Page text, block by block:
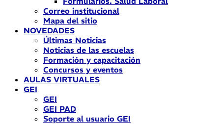
Correo institucional
Mapa del sitio
NOVEDADES
Últimas Noticias
Noticias de las escuelas
Formación y capacitación
Concursos y eventos
AULAS VIRTUALES
GEI
GEI
GEI PAD
Soporte al usuario GEI